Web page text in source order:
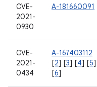
CVE-
2021-
0930
A-181660091
CVE-
2021-
0434
A-167403112
[2] [3] [4] [5]
[6]